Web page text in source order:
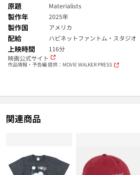
原題 Materialists
製作年 2025年
製作国 アメリカ
配給 ハピネットファントム・スタジオ
上映時間
116分
映画公式サイト
作品情報・予告編 提供：MOVIE WALKER PRESS
関連商品